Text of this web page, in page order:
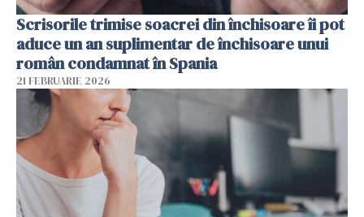
Scrisorile trimise soacrei din închisoare îi pot
aduce un an suplimentar de închisoare unui
român condamnat în Spania
21 FEBRUARIE 2026